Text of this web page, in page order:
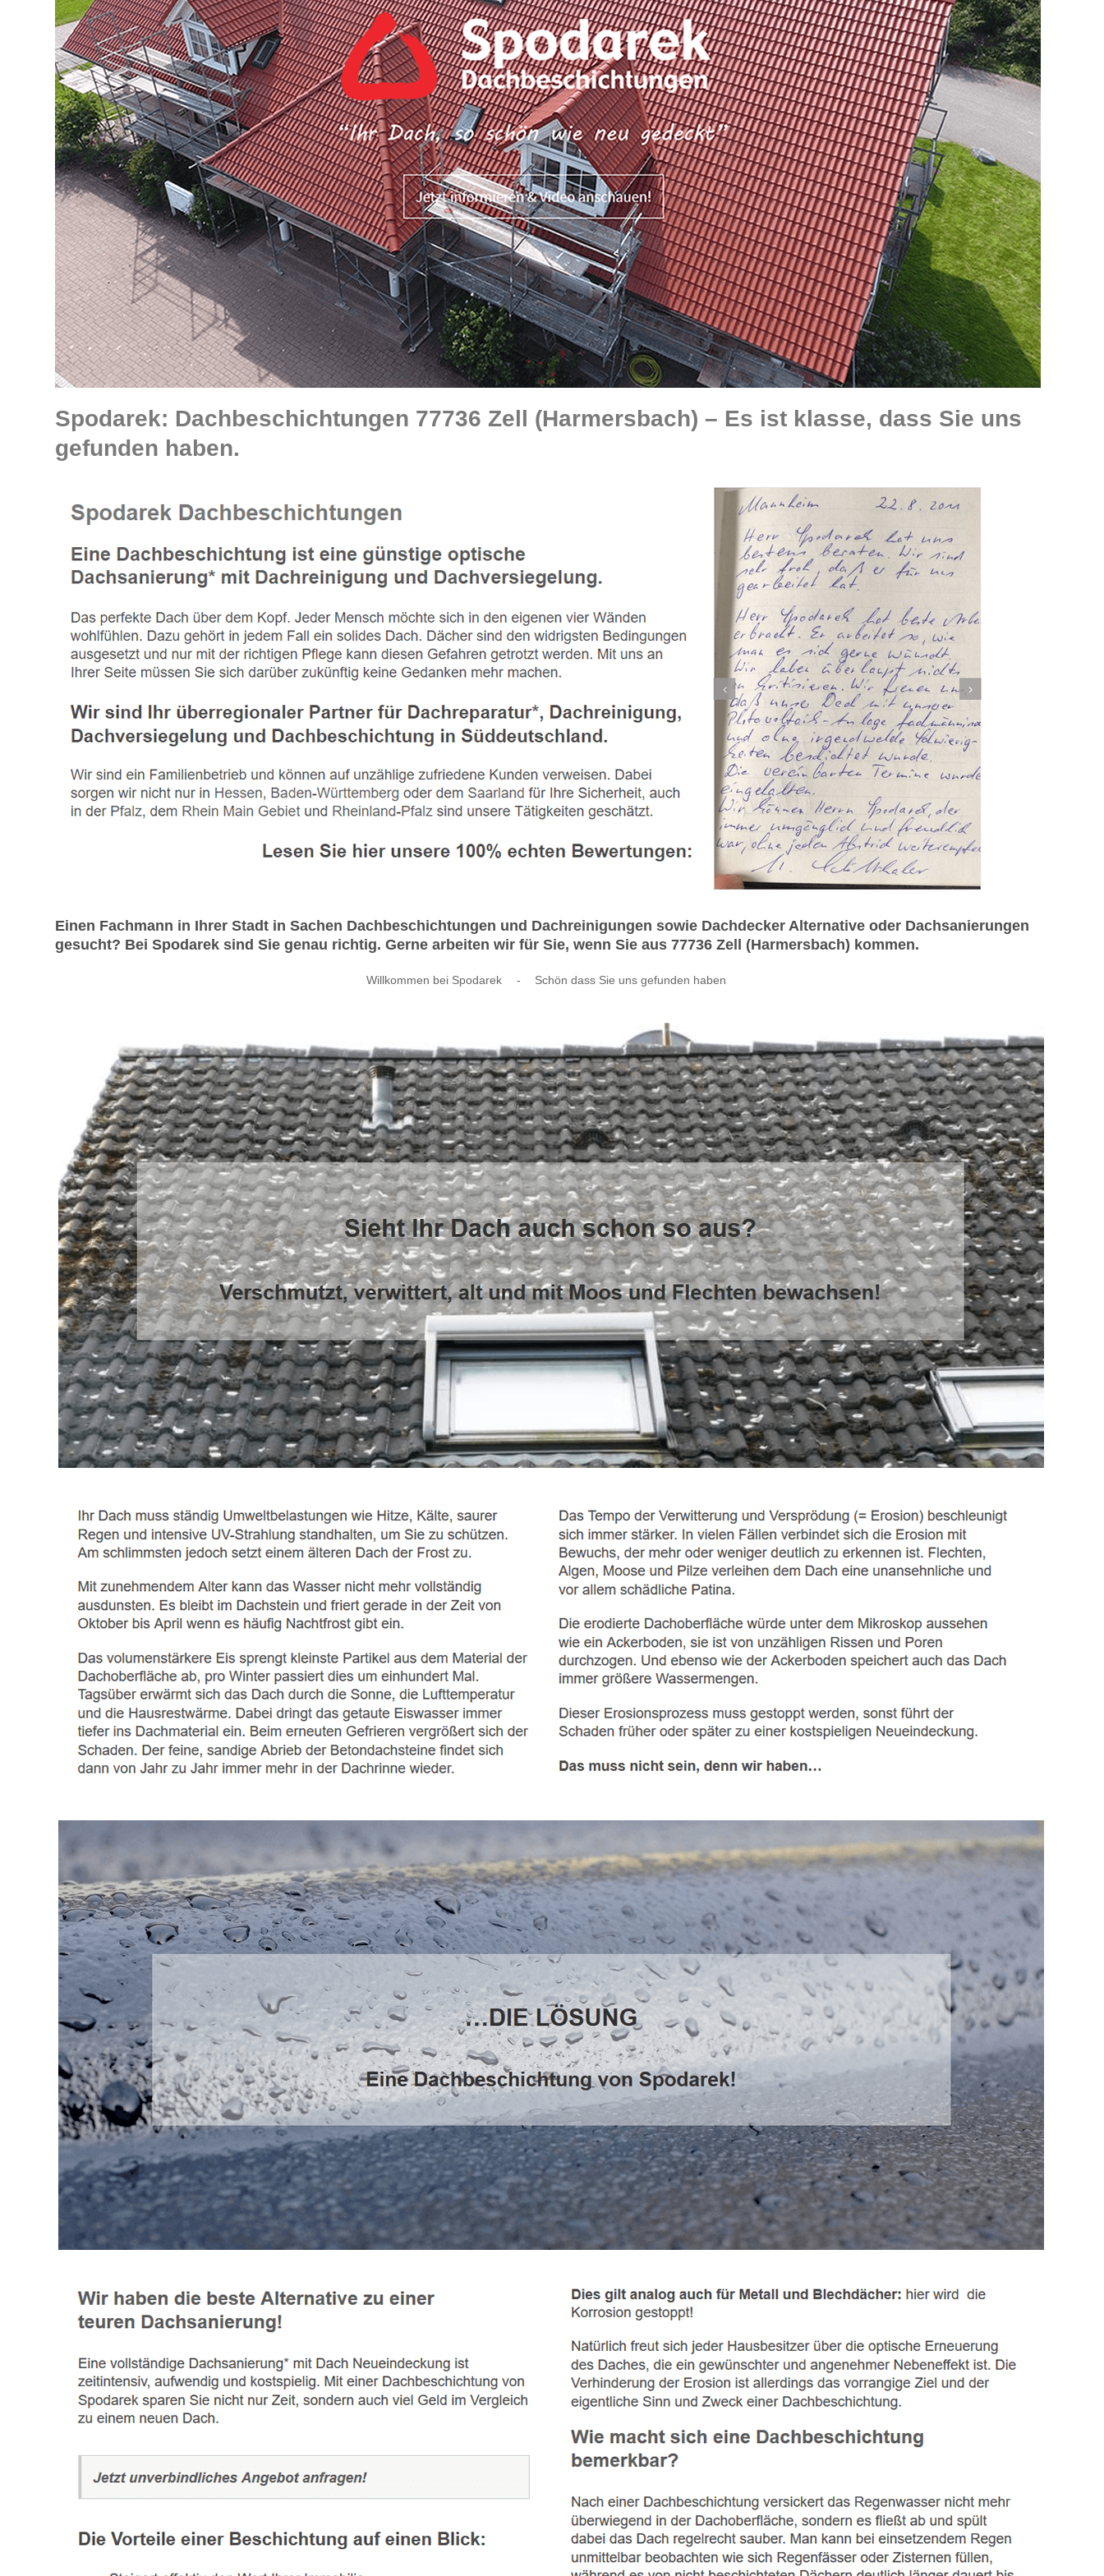
Spodarek: Dachbeschichtungen 77736 Zell (Harmersbach) – Es ist klasse, dass Sie uns
gefunden haben.
Einen Fachmann in Ihrer Stadt in Sachen Dachbeschichtungen und Dachreinigungen sowie Dachdecker Alternative oder Dachsanierungen
gesucht? Bei Spodarek sind Sie genau richtig. Gerne arbeiten wir für Sie, wenn Sie aus 77736 Zell (Harmersbach) kommen.
Willkommen bei Spodarek - Schön dass Sie uns gefunden haben